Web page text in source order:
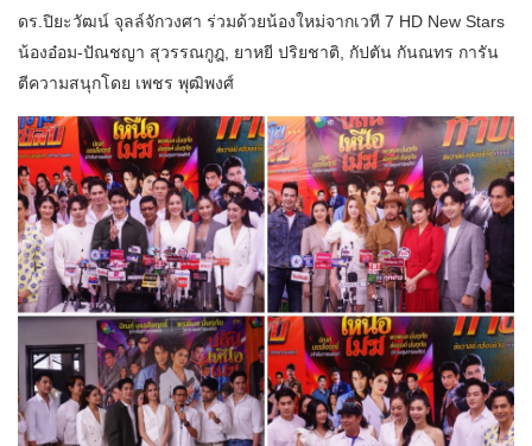
ดร.ปิยะวัฒน์ จุลล์จักวงศา ร่วมด้วยน้องใหม่จากเวที 7 HD New Stars
น้องอ๋อม-ปัณชญา สุวรรณกูฎ, ยาหยี ปริยชาติ, กัปตัน กันณทร การัน
ตีความสนุกโดย เพชร พุฒิพงศ์